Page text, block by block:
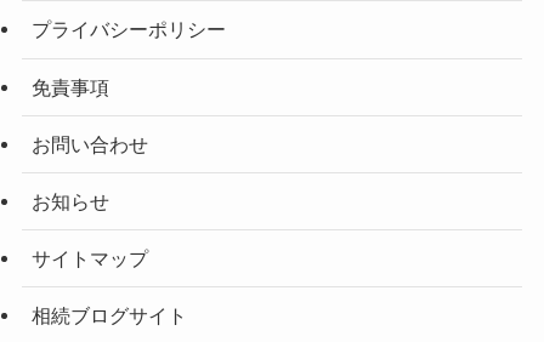
プライバシーポリシー
免責事項
お問い合わせ
お知らせ
サイトマップ
相続ブログサイト